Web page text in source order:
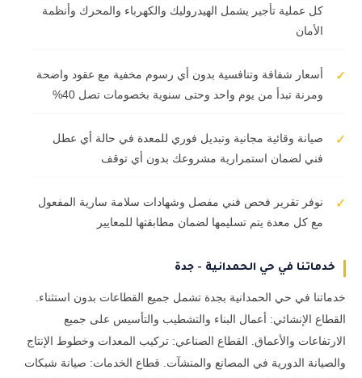
كل عملية تأجير يشمل الهيدروليك والكهرباء والمحرك وأنظمة
الأمان
✓
أسعار شفافة وتنافسية بدون أي رسوم مخفية مع عقود واضحة
ومرنة تبدأ من يوم واحد وحتى سنوية بخصومات تصل 40%
✓
صيانة وقائية مجانية وتبديل فوري للمعدة في حالة أي عطل
فني لضمان استمرارية مشروعك بدون أي توقف
✓
نوفر تقرير فحص فني مفصل وشهادات سلامة سارية المفعول
مع كل معدة يتم تسليمها لضمان مطابقتها للمعايير
خدماتنا في حي الحمدانية - جدة
خدماتنا في حي الحمدانية بجدة تشمل جميع القطاعات بدون استثناء.
القطاع الإنشائي: أعمال البناء والتشطيب والتأسيس على جميع
الارتفاعات والأعماق. القطاع الصناعي: تركيب المعدات وخطوط الإنتاج
والصيانة الدورية في المصانع والمنشآت. قطاع الخدمات: صيانة شبكات